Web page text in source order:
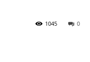
0
1045